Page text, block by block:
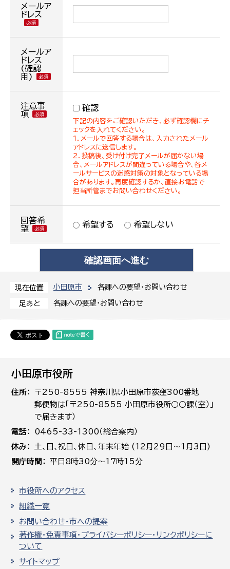
現在位置 小田原市 各課への要望・お問い合わせ
足あと 各課への要望・お問い合わせ
メールア
ドレス
メールア
ドレス
(確認
用)
注意事
項
確認
下記の内容をご確認いただき、必ず確認欄にチ
ェックを入れてください。
１．メールで回答する場合は、入力されたメール
アドレスに送信します。
２．投稿後、受け付け完了メールが届かない場
合、メールアドレスが間違っている場合や、各メ
ールサービスの迷惑対策の対象となっている場
合があります。再度確認するか、直接お電話で
担当所管までお問い合わせください。
回答希
望
希望する 希望しない
小田原市役所
住所
〒250-8555 神奈川県小田原市荻窪300番地
郵便物は「〒250-8555 小田原市役所○○課（室）」
で届きます）
電話
0465-33-1300（総合案内）
休み
土､日､祝日、休日、年末年始 (12月29日～1月3日)
開庁時間
平日8時30分～17時15分
市役所へのアクセス
組織一覧
お問い合わせ・市への提案
著作権・免責事項・プライバシーポリシー・リンクポリシーに
ついて
サイトマップ